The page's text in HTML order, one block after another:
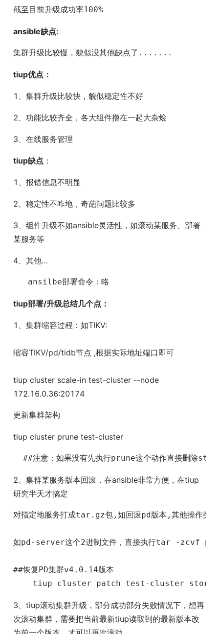
截至目前升级成功率100%
ansible缺点:
集群升级比较慢，貌似没其他缺点了.......
tiup优点：
1、集群升级比较快，貌似稳定性不好
2、功能比较齐全，各大组件撸在一起大杂烩
3、在线服务管理
tiup缺点 ：
1、报错信息不明显
2、稳定性不咋地，奇葩问题比较多
3、组件升级不如ansible灵活性，如滚动某服务、部署
某服务等
4、其他…
   ansilbe部署命令：略
tiup部署/升级总结几个点：
1、集群缩容过程：如TIKV:
缩容TIKV/pd/tidb节点 ,根据实际地址端口即可
tiup cluster scale-in test-cluster --node
172.16.0.36:20174
更新集群架构
tiup cluster prune test-cluster
##注意：如果没有先执行prune这个动作直接删除
2、集群某服务版本回滚，在ansible非常方便，在tiup
研究半天才搞定
对指定地服务打成tar.gz包,如回滚pd版本,其他操作类似
如pd-server这个2进制文件，直接执行tar -
##恢复PD集群v4.0.14版本
tiup cluster patch test-cluster
3、tiup滚动集群升级，部分成功部分失败情况下，想再
次滚动集群，需要把当前最新tiup读取到的最新版本改